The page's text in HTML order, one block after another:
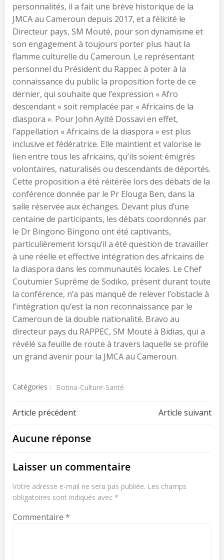
personnalités, il a fait une brève historique de la
JMCA au Cameroun depuis 2017, et a félicité le
Directeur pays, SM Mouté, pour son dynamisme et
son engagement à toujours porter plus haut la
flamme culturelle du Cameroun. Le représentant
personnel du Président du Rappec à poter à la
connaissance du public la proposition forte de ce
dernier, qui souhaite que l’expression « Afro
descendant » soit remplacée par « Africains de la
diaspora ». Pour John Ayité Dossavi en effet,
l’appellation « Africains de la diaspora » est plus
inclusive et fédératrice. Elle maintient et valorise le
lien entre tous les africains, qu’ils soient émigrés
volontaires, naturalisés ou descendants de déportés.
Cette proposition a été réitérée lors des débats de la
conférence donnée par le Pr Elouga Ben, dans la
salle réservée aux échanges. Devant plus d’une
centaine de participants, les débats coordonnés par
le Dr Bingono Bingono ont été captivants,
particulièrement lorsqu’il a été question de travailler
à une réelle et effective intégration des africains de
la diaspora dans les communautés locales. Le Chef
Coutumier Suprême de Sodiko, présent durant toute
la conférence, n’a pas manqué de relever l’obstacle à
l’intégration qu’est la non reconnaissance par le
Cameroun de la double nationalité. Bravo au
directeur pays du RAPPEC, SM Mouté à Bidias, qui a
révélé sa feuille de route à travers laquelle se profile
un grand avenir pour la JMCA au Cameroun.
Catégories : Botina-Culture-Santé
Navigation
de
l’article
Article précédent
Navigation
l’article
Article suivant
Aucune réponse
Laisser un commentaire
Votre adresse e-mail ne sera pas publiée. Les champs
obligatoires sont indiqués avec *
Commentaire *